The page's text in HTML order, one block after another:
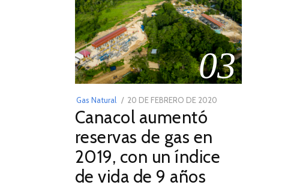
03
Gas Natural
POSTED
ON
20 DE FEBRERO DE 2020
2025
Canacol aumentó
reservas de gas en
2019, con un índice
de vida de 9 años